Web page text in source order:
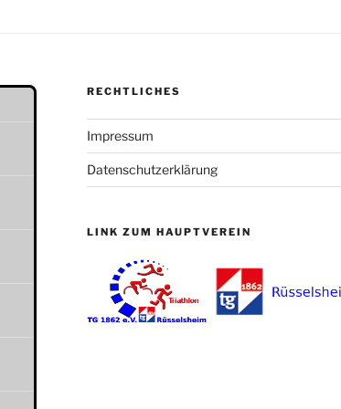
RECHTLICHES
Impressum
Datenschutzerklärung
LINK ZUM HAUPTVEREIN